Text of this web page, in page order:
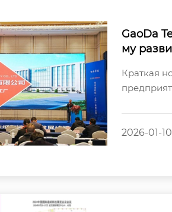
GaoDa
му
Краткая
2026-01-10